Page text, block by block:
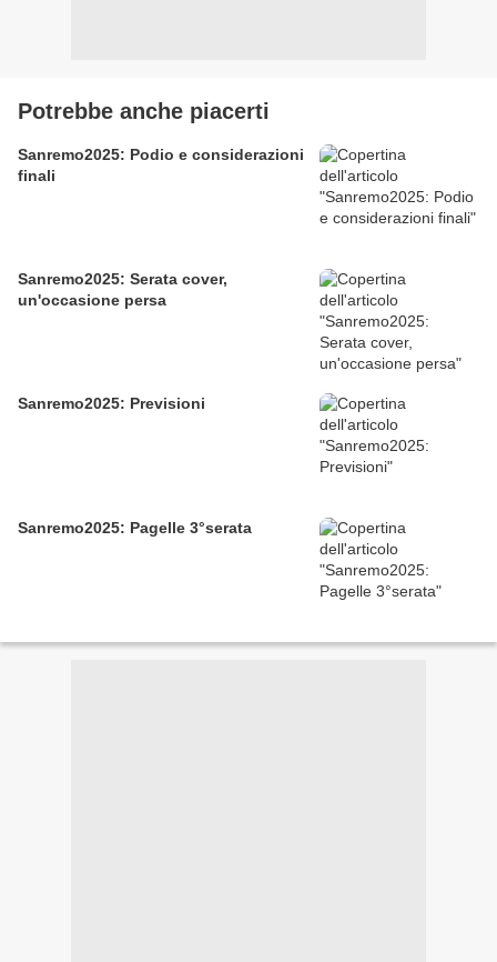
Potrebbe anche piacerti
Sanremo2025: Podio e considerazioni
finali
Sanremo2025: Serata cover,
un'occasione persa
Sanremo2025: Previsioni
Sanremo2025: Pagelle 3°serata